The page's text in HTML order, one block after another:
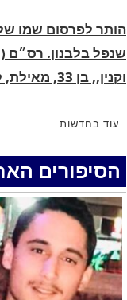
הותר לפרסום שמו
שנפל בלבנון. רס״ם
וקנין,, בן 33,
בקרב בדרום לבנון.
החופשה
זוג שיחד עם ילדיהם
באילת.
עוד בחדשות
הסיפורים